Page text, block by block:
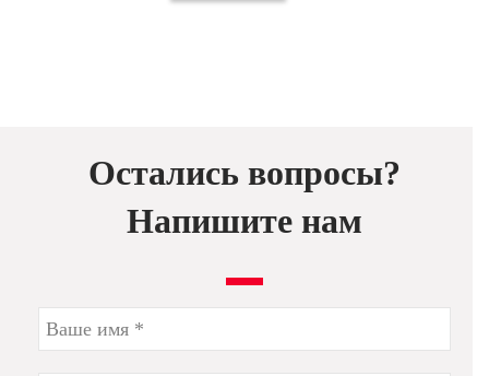
Остались вопросы?
Напишите нам